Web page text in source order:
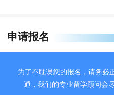
实习计划，帮助他们在毕业
体系优秀，社会环境安全友
因此，如果你正在考虑留学
申请报名
为了不耽误您的报名，请务必
通，我们的专业留学顾问会